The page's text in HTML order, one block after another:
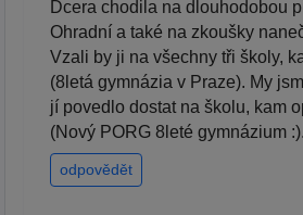
Dcera chodila na dlouhodobou
Ohradní a také na zkoušky
Vzali by ji na všechny tři školy,
(8letá gymnázia v Praze). My
jí povedlo dostat na školu, kam
(Nový PORG 8leté gymnázium
odpovědět